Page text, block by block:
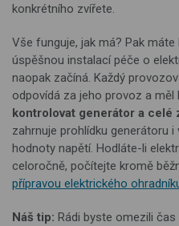
konkrétního zvířete.
Vše funguje, jak má? Pak
úspěšnou instalací péče o
naopak začíná. Každý
odpovídá za jeho provoz a měl
kontrolovat generátor a celé
zahrnuje prohlídku generátoru
hodnoty napětí. Hodláte-li
celoročně, počítejte kromě
přípravou elektrického
Náš tip: Rádi byste omezili